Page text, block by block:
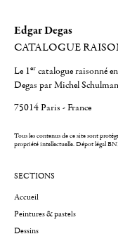
Edgar Degas
CATALOGUE
Le 1er catalogue raisonné
Degas par Michel
75014 Paris - France
Tous les contenus de ce site sont
propriété intellectuelle.Dépot légal
SECTIONS
Accueil
Peintures & pastels
Dessins